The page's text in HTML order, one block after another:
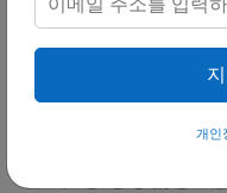
2021년 8월 미국 생
(American Journal of
Metabolism)에 발표
비타민의 대사물이개인